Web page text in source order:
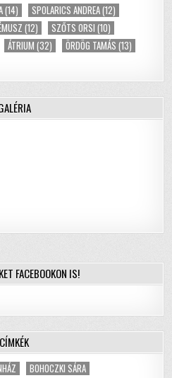
(14) SPOLARICS ANDREA(12)
(12) SZŐTS ORSI (10)
ÁTRIUM (32) ÖRDÖG TAMÁS (13)
FACEBOOKON IS!
CÍMKÉK
BOHOCZKI SÁRA